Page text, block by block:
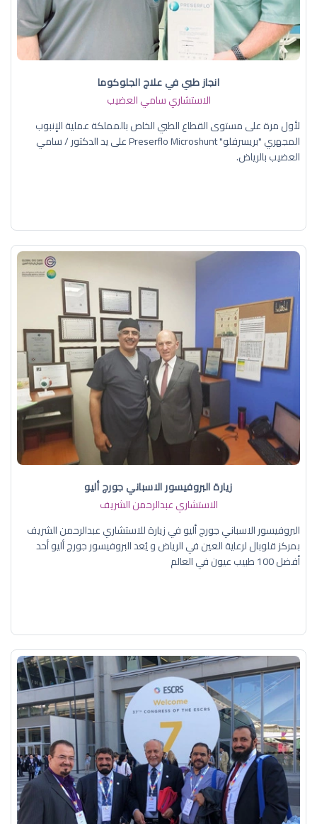
انجاز طبي في علاج الجلوكوما
الاستشاري سامي العضيب
لأول مرة على مستوى القطاع الطبي الخاص بالمملكة عملية الإنبوب
المجهري "بريسرفلو" Preserflo Microshunt على يد الدكتور / سامي
العضيب بالرياض.
زيارة البروفيسور الاسباني جورج أليو
الاستشاري عبدالرحمن الشريف
البروفيسور الاسباني جورج أليو في زيارة للاستشاري عبدالرحمن الشريف
بمركز قلوبال لرعاية العين في الرياض و يُعد البروفيسور جورج أليو أحد
أفضل 100 طبيب عيون في العالم